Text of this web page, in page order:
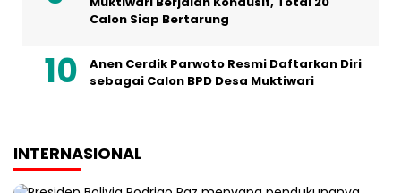
Calon Siap Bertarung
Anen Cerdik Parwoto Resmi Daftarkan Diri
sebagai Calon BPD Desa Muktiwari
INTERNASIONAL